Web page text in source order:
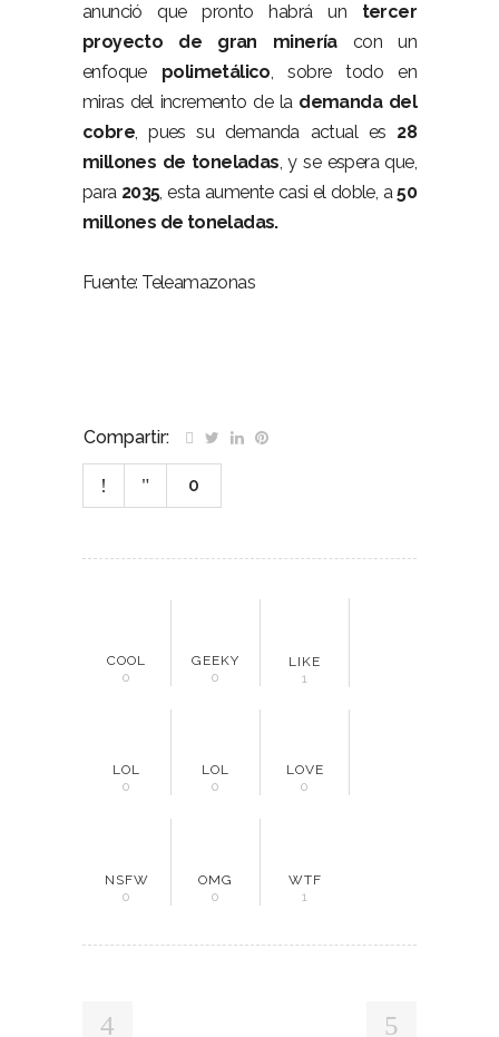
anunció que pronto habrá un tercer
proyecto de gran mineríacon un
enfoque polimetálico, sobre todo en
miras del incremento de la demanda del
cobre, pues su demanda actual es 28
millones de toneladas, y se espera que,
para 2035, esta aumente casi el doble, a50
millones de toneladas.
Fuente: Teleamazonas
Compartir:
0
COOL
0
GEEKY
0
LIKE
1
LOL
0
LOL
0
LOVE
0
NSFW
0
OMG
0
WTF
1